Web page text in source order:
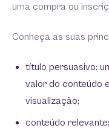
uma compra ou
Conheça as suas
título persuasivo:
valor do conteúdo
visualização;
conteúdo